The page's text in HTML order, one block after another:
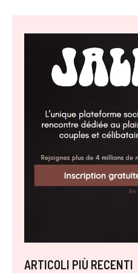
ARTICOLI PIÙ RECENTI